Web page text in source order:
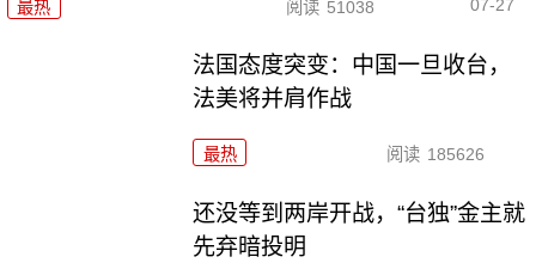
最热 阅读 51038 07-27
法国态度突变：中国一旦收台，
法美将并肩作战
最热 阅读 185626
还没等到两岸开战，“台独”金主就
先弃暗投明